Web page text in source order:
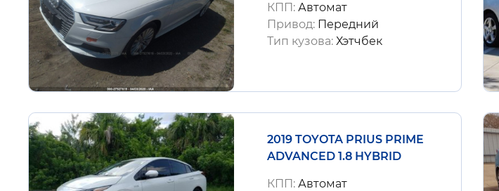
КПП:Автомат
Привод: Передний
Тип кузова:Хэтчбек
2019 TOYOTA PRIUS PRIME
ADVANCED 1.8 HYBRID
КПП:Автомат